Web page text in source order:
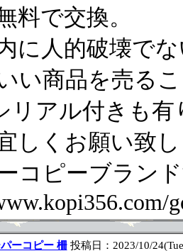
料で交換。
に人的破壊で
い商品を売る
リアル付きも
しくお願い致し
コピーブラン
ーコピー 柵投稿日：2023/10/